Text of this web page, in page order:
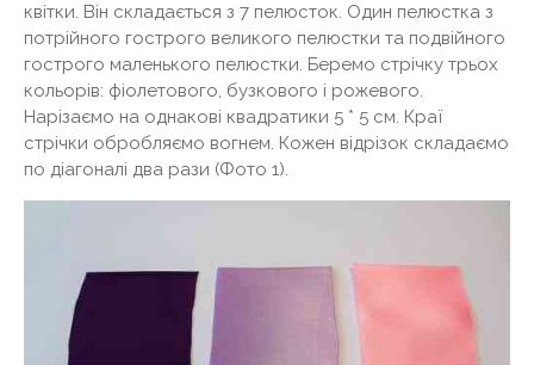
квітки. Він складається з 7 пелюсток. Один пелюстка з
потрійного гострого великого пелюстки та подвійного
гострого маленького пелюстки. Беремо стрічку трьох
кольорів: фіолетового, бузкового і рожевого.
Нарізаємо на однакові квадратики 5 * 5 см. Краї
стрічки обробляємо вогнем. Кожен відрізок складаємо
по діагоналі два рази (Фото 1).